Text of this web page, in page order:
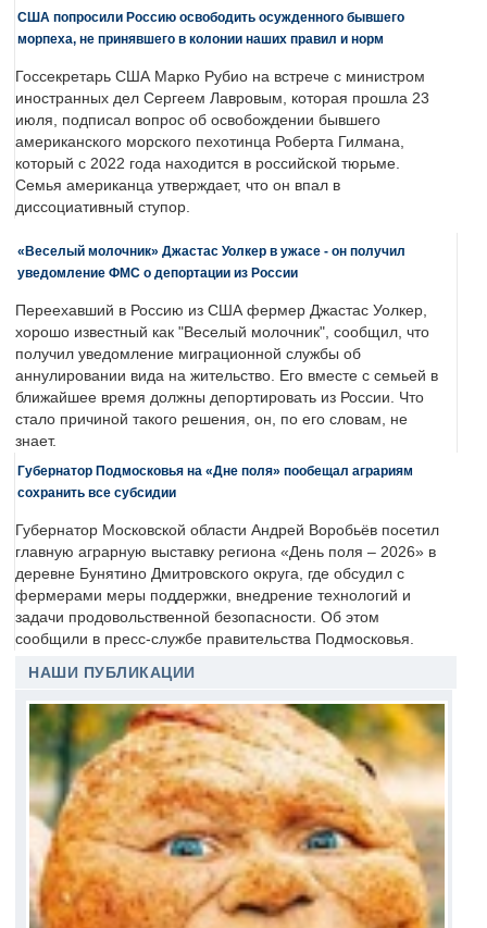
США попросили Россию освободить осужденного бывшего
морпеха, не принявшего в колонии наших правил и норм
Госсекретарь США Марко Рубио на встрече с министром
иностранных дел Сергеем Лавровым, которая прошла 23
июля, подписал вопрос об освобождении бывшего
американского морского пехотинца Роберта Гилмана,
который с 2022 года находится в российской тюрьме.
Семья американца утверждает, что он впал в
диссоциативный ступор.
«Веселый молочник» Джастас Уолкер в ужасе - он получил
уведомление ФМС о депортации из России
Переехавший в Россию из США фермер Джастас Уолкер,
хорошо известный как "Веселый молочник", сообщил, что
получил уведомление миграционной службы об
аннулировании вида на жительство. Его вместе с семьей в
ближайшее время должны депортировать из России. Что
стало причиной такого решения, он, по его словам, не
знает.
Губернатор Подмосковья на «Дне поля» пообещал аграриям
сохранить все субсидии
Губернатор Московской области Андрей Воробьёв посетил
главную аграрную выставку региона «День поля – 2026» в
деревне Бунятино Дмитровского округа, где обсудил с
фермерами меры поддержки, внедрение технологий и
задачи продовольственной безопасности. Об этом
сообщили в пресс-службе правительства Подмосковья.
НАШИ ПУБЛИКАЦИИ